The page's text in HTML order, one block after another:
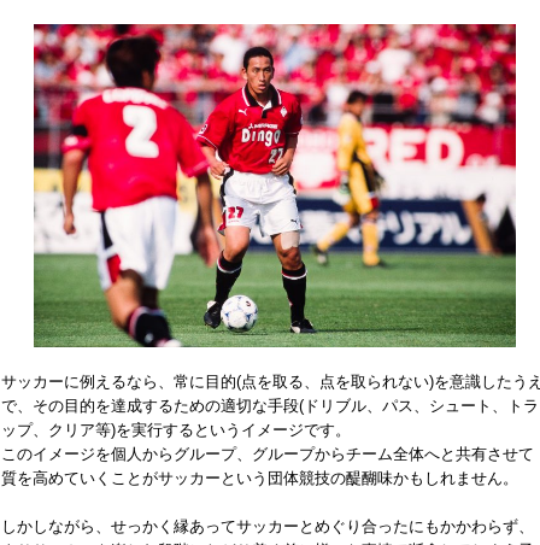
サッカーに例えるなら、常に目的(点を取る、点を取られない)を意識したうえ
で、その目的を達成するための適切な手段(ドリブル、パス、シュート、トラ
ップ、クリア等)を実行するというイメージです。
このイメージを個人からグループ、グループからチーム全体へと共有させて
質を高めていくことがサッカーという団体競技の醍醐味かもしれません。
しかしながら、せっかく縁あってサッカーとめぐり合ったにもかかわらず、